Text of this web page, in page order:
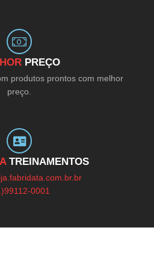
PREÇO
produtos prontos com melhor
preço.
TREINAMENTOS
0001